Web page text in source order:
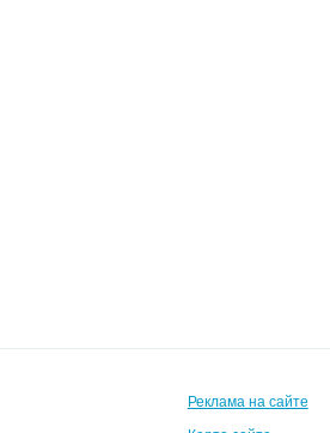
Реклама на сайте